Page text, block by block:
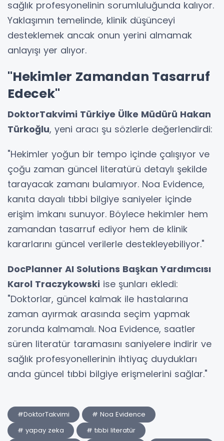
sağlık profesyonelinin sorumluluğunda kalıyor.
Yaklaşımın temelinde, klinik düşünceyi
desteklemek ancak onun yerini almamak
anlayışı yer alıyor.
"Hekimler Zamandan Tasarruf
Edecek"
DoktorTakvimi Türkiye Ülke Müdürü Hakan
Türkoğlu, yeni aracı şu sözlerle değerlendirdi:
"Hekimler yoğun bir tempo içinde çalışıyor ve
çoğu zaman güncel literatürü detaylı şekilde
tarayacak zamanı bulamıyor. Noa Evidence,
kanıta dayalı tıbbi bilgiye saniyeler içinde
erişim imkanı sunuyor. Böylece hekimler hem
zamandan tasarruf ediyor hem de klinik
kararlarını güncel verilerle destekleyebiliyor."
DocPlanner AI Solutions Başkan Yardımcısı
Karol Traczykowski ise şunları ekledi:
"Doktorlar, güncel kalmak ile hastalarına
zaman ayırmak arasında seçim yapmak
zorunda kalmamalı. Noa Evidence, saatler
süren literatür taramasını saniyelere indirir ve
sağlık profesyonellerinin ihtiyaç duydukları
anda güncel tıbbi bilgiye erişmelerini sağlar."
#DoktorTakvimi
# Noa Evidence
# yapay zeka
# tıbbi literatür